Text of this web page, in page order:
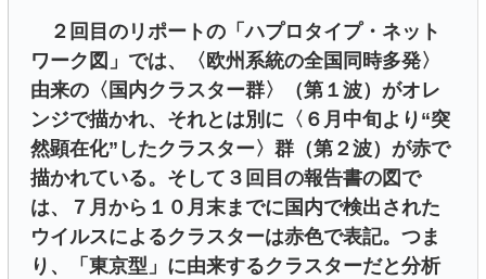
２回目のリポートの「ハプロタイプ・ネット
ワーク図」では、〈欧州系統の全国同時多発〉
由来の〈国内クラスター群〉（第１波）がオレ
ンジで描かれ、それとは別に〈６月中旬より“突
然顕在化”したクラスター〉群（第２波）が赤で
描かれている。そして３回目の報告書の図で
は、７月から１０月末までに国内で検出された
ウイルスによるクラスターは赤色で表記。つま
り、「東京型」に由来するクラスターだと分析